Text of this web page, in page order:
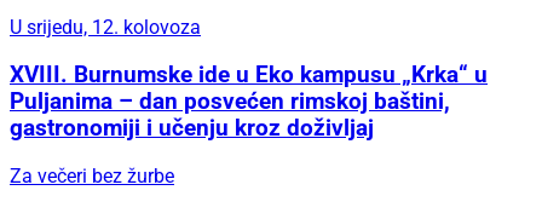
U srijedu, 12. kolovoza
XVIII. Burnumske ide u Eko kampusu „Krka“ u
Puljanima – dan posvećen rimskoj baštini,
gastronomiji i učenju kroz doživljaj
Za večeri bez žurbe